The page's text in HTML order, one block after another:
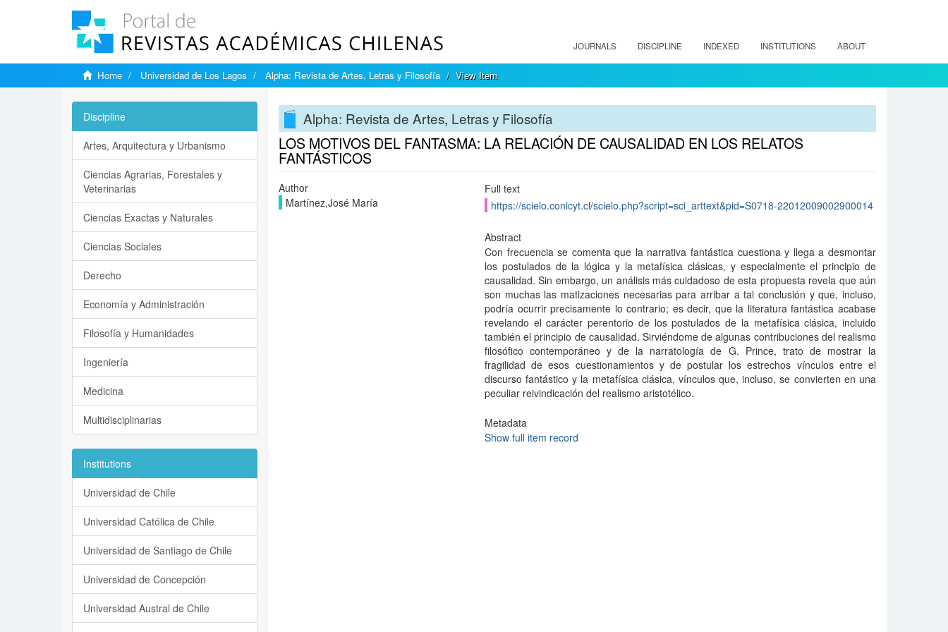
JOURNALS DISCIPLINE INDEXED INSTITUTIONS ABOUT
Home Universidad de Los Lagos Alpha: Revista de Artes, Letras y Filosofía View Item
Alpha: Revista de Artes, Letras y Filosofía
LOS MOTIVOS DEL FANTASMA: LA RELACIÓN DE CAUSALIDAD EN LOS RELATOS
FANTÁSTICOS
Author
Martínez,José María
Full text
https://scielo.conicyt.cl/scielo.php?script=sci_arttext&pid=S0718-22012009002900014
Abstract
Con frecuencia se comenta que la narrativa fantástica cuestiona y llega a desmontar
los postulados de la lógica y la metafísica clásicas, y especialmente el principio de
causalidad. Sin embargo, un análisis más cuidadoso de esta propuesta revela que aún
son muchas las matizaciones necesarias para arribar a tal conclusión y que, incluso,
podría ocurrir precisamente lo contrario; es decir, que la literatura fantástica acabase
revelando el carácter perentorio de los postulados de la metafísica clásica, incluido
también el principio de causalidad. Sirviéndome de algunas contribuciones del realismo
filosófico contemporáneo y de la narratología de G. Prince, trato de mostrar la
fragilidad de esos cuestionamientos y de postular los estrechos vínculos entre el
discurso fantástico y la metafísica clásica, vínculos que, incluso, se convierten en una
peculiar reivindicación del realismo aristotélico.
Metadata
Show full item record
Discipline
Artes, Arquitectura y Urbanismo
Ciencias Agrarias, Forestales y
Veterinarias
Ciencias Exactas y Naturales
Ciencias Sociales
Derecho
Economía y Administración
Filosofía y Humanidades
Ingeniería
Medicina
Multidisciplinarias
Institutions
Universidad de Chile
Universidad Católica de Chile
Universidad de Santiago de Chile
Universidad de Concepción
Universidad Austral de Chile